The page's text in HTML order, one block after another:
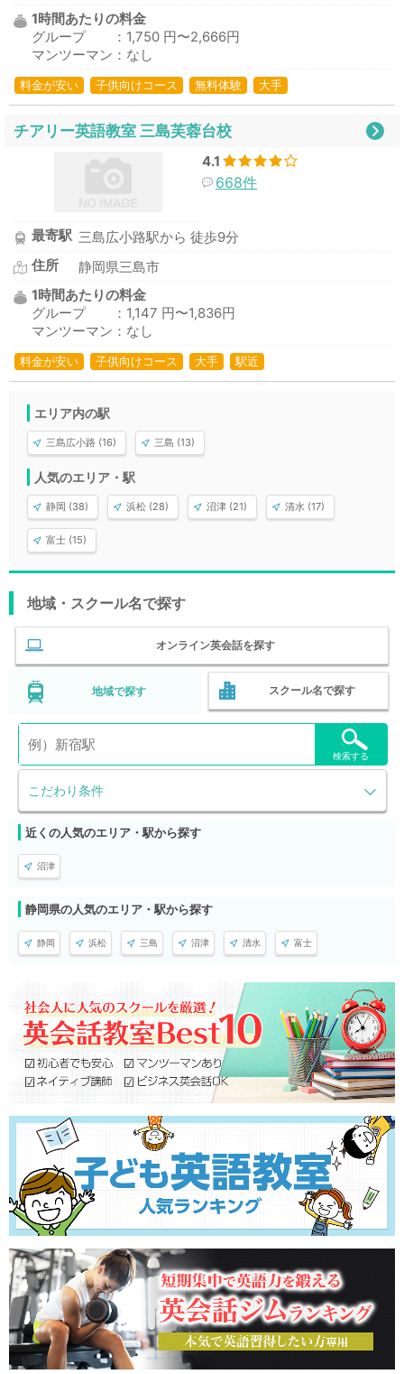
1時間あたりの料金
グループ ：1,750 円〜2,666円
マンツーマン：なし
料金が安い 子供向けコース 無料体験 大手
チアリー英語教室 三島芙蓉台校
4.1
668件
最寄駅 三島広小路駅から 徒歩9分
住所
静岡県三島市
1時間あたりの料金
グループ ：1,147 円〜1,836円
マンツーマン：なし
料金が安い 子供向けコース 大手 駅近
エリア内の駅
三島広小路 (16) 三島 (13)
人気のエリア・駅
静岡 (38) 浜松 (28) 沼津 (21) 清水 (17)
富士 (15)
地域・スクール名で探す
オンライン英会話を探す
地域で探す スクール名で探す
こだわり条件
検索する
近くの人気のエリア・駅から探す
沼津
静岡県の人気のエリア・駅から探す
静岡 浜松 三島 沼津 清水 富士